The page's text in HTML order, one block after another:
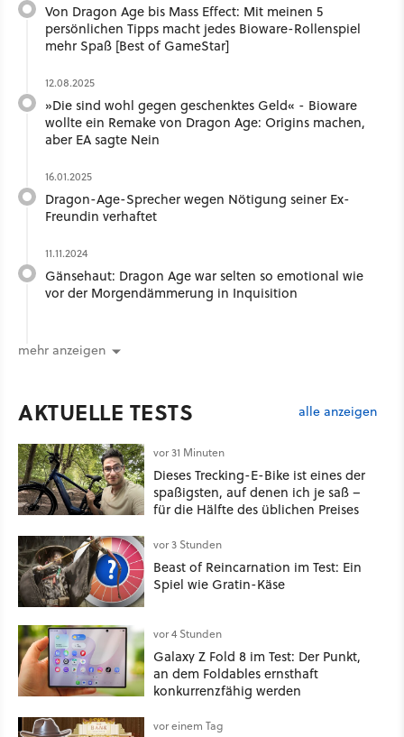
Von Dragon Age bis Mass Effect: Mit meinen 5
persönlichen Tipps macht jedes Bioware-Rollenspiel
mehr Spaß [Best of GameStar]
12.08.2025
»Die sind wohl gegen geschenktes Geld« - Bioware
wollte ein Remake von Dragon Age: Origins machen,
aber EA sagte Nein
16.01.2025
Dragon-Age-Sprecher wegen Nötigung seiner Ex-
Freundin verhaftet
11.11.2024
Gänsehaut: Dragon Age war selten so emotional wie
vor der Morgendämmerung in Inquisition
mehr anzeigen
AKTUELLE TESTS alle anzeigen
vor 31 Minuten
Dieses Trecking-E-Bike ist eines der
spaßigsten, auf denen ich je saß –
für die Hälfte des üblichen Preises
vor 3 Stunden
Beast of Reincarnation im Test: Ein
Spiel wie Gratin-Käse
vor 4 Stunden
Galaxy Z Fold 8 im Test: Der Punkt,
an dem Foldables ernsthaft
konkurrenzfähig werden
vor einem Tag